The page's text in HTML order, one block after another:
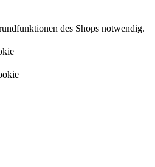
des Shops notwendig.